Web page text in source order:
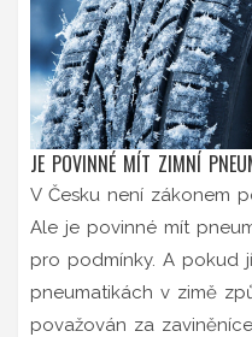
JE POVINNÉ MÍT ZIMNÍ
V Česku není zákonem
Ale je povinné mít
pro podmínky. A pokud
pneumatikách v zimě
považován za